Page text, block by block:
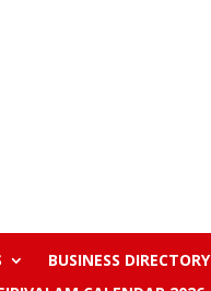
BUSINESS DIRECTORY